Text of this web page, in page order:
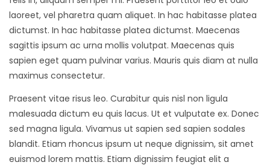
laoreet, vel pharetra quam aliquet. In hac habitasse platea
dictumst. In hac habitasse platea dictumst. Maecenas
sagittis ipsum ac urna mollis volutpat. Maecenas quis
sapien eget quam pulvinar varius. Mauris quis diam at nulla
maximus consectetur.
Praesent vitae risus leo. Curabitur quis nisl non ligula
malesuada dictum eu quis lacus. Ut et vulputate ex. Donec
sed magna ligula. Vivamus ut sapien sed sapien sodales
blandit. Etiam rhoncus ipsum ut neque dignissim, sit amet
euismod lorem mattis. Etiam dignissim feugiat elit a